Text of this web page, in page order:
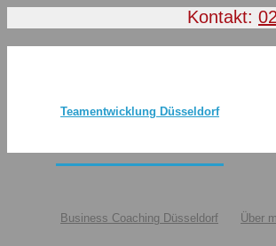
Kontakt:
Teamentwicklung Düsseldorf
Business Coaching Düsseldorf Über